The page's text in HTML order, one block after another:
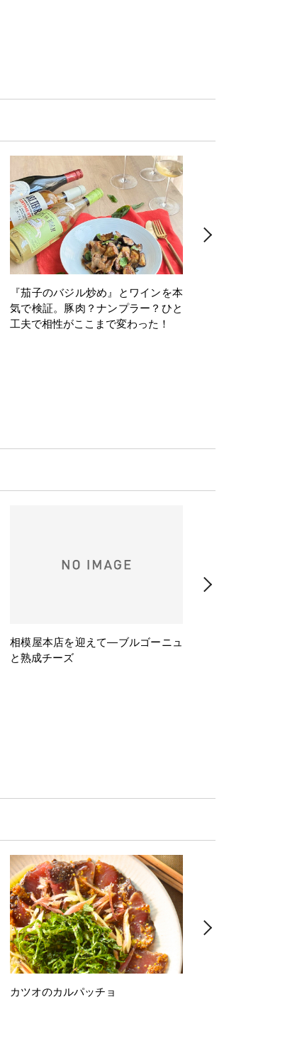
『茄子のバジル炒め』とワインを本
気で検証。豚肉？ナンプラー？ひと
工夫で相性がここまで変わった！
相模屋本店を迎えて―ブルゴーニュ
と熟成チーズ
カツオのカルパッチョ